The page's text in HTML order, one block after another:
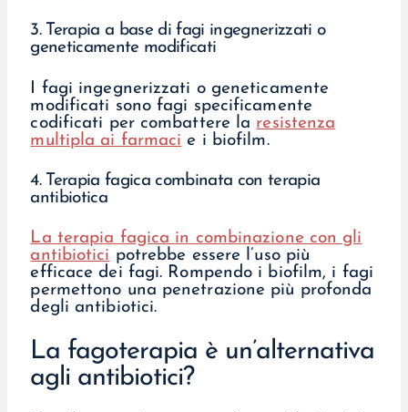
3. Terapia a base di fagi ingegnerizzati o
geneticamente modificati
I fagi ingegnerizzati o geneticamente
modificati sono fagi specificamente
codificati per combattere la resistenza
multipla ai farmaci e i biofilm.
4. Terapia fagica combinata con terapia
antibiotica
La terapia fagica in combinazione con gli
antibiotici potrebbe essere l’uso più
efficace dei fagi. Rompendo i biofilm, i fagi
permettono una penetrazione più profonda
degli antibiotici.
La fagoterapia è un’alternativa
agli antibiotici?